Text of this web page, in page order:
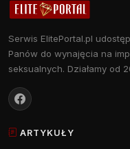
Serwis ElitePortal.pl
Panów do wynajęcia na
seksualnych. Działamy od
ARTYKUŁY